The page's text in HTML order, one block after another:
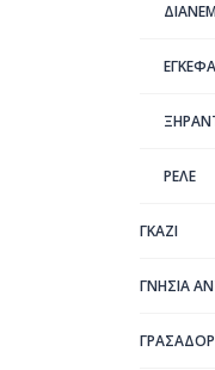
ΡΕΛΕ
ΓΚΑΖΙ
ΓΝΗΣΙΑ